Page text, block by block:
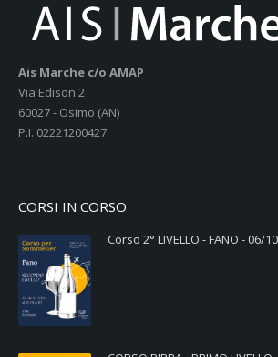
Ais Marche c/o AMAP
Via Edison 2
60027 - Osimo (AN)
P.I. 02221200427
CORSI IN CORSO
Corso 2° LIVELLO - FANO - 06/